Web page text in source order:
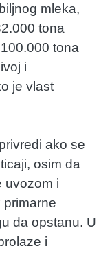
mleka,
tona
tona
i
je vlast
ako se
osim da
uvozom i
da opstanu. U
i